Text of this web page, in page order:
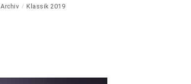
Archiv Klassik 2019